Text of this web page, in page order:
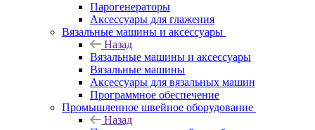
Парогенераторы
Аксессуары для глажения
Вязальные машины и аксессуары
Назад
Вязальные машины и аксессуары
Вязальные машины
Аксессуары для вязальных машин
Программное обеспечение
Промышленное швейное оборудование
Назад